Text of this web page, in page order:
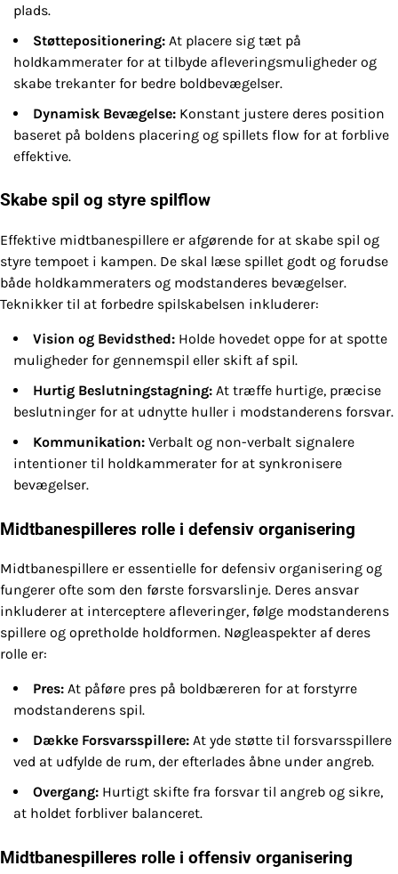
plads.
Støttepositionering: At placere sig tæt på
holdkammerater for at tilbyde afleveringsmuligheder og
skabe trekanter for bedre boldbevægelser.
Dynamisk Bevægelse: Konstant justere deres position
baseret på boldens placering og spillets flow for at forblive
effektive.
Skabe spil og styre spilflow
Effektive midtbanespillere er afgørende for at skabe spil og
styre tempoet i kampen. De skal læse spillet godt og forudse
både holdkammeraters og modstanderes bevægelser.
Teknikker til at forbedre spilskabelsen inkluderer:
Vision og Bevidsthed: Holde hovedet oppe for at spotte
muligheder for gennemspil eller skift af spil.
Hurtig Beslutningstagning: At træffe hurtige, præcise
beslutninger for at udnytte huller i modstanderens forsvar.
Kommunikation: Verbalt og non-verbalt signalere
intentioner til holdkammerater for at synkronisere
bevægelser.
Midtbanespilleres rolle i defensiv organisering
Midtbanespillere er essentielle for defensiv organisering og
fungerer ofte som den første forsvarslinje. Deres ansvar
inkluderer at interceptere afleveringer, følge modstanderens
spillere og opretholde holdformen. Nøgleaspekter af deres
rolle er:
Pres: At påføre pres på boldbæreren for at forstyrre
modstanderens spil.
Dække Forsvarsspillere: At yde støtte til forsvarsspillere
ved at udfylde de rum, der efterlades åbne under angreb.
Overgang: Hurtigt skifte fra forsvar til angreb og sikre,
at holdet forbliver balanceret.
Midtbanespilleres rolle i offensiv organisering